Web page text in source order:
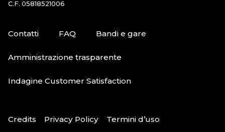
C.F. 05818521006
Contatti FAQ Bandi e gare
Amministrazione trasparente
Indagine Customer Satisfaction
Credits Privacy Policy Termini d’uso